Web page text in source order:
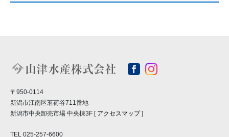
〒950-0114
新潟市江南区茗荷谷711番地
新潟市中央卸売市場 中央棟3F [ アクセスマップ]
TEL 025-257-6600